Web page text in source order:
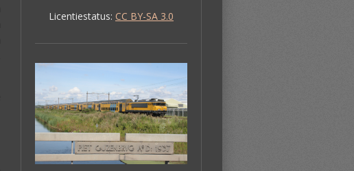
Licentiestatus: CC BY-SA 3.0